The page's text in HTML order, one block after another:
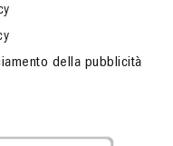
fedeltà